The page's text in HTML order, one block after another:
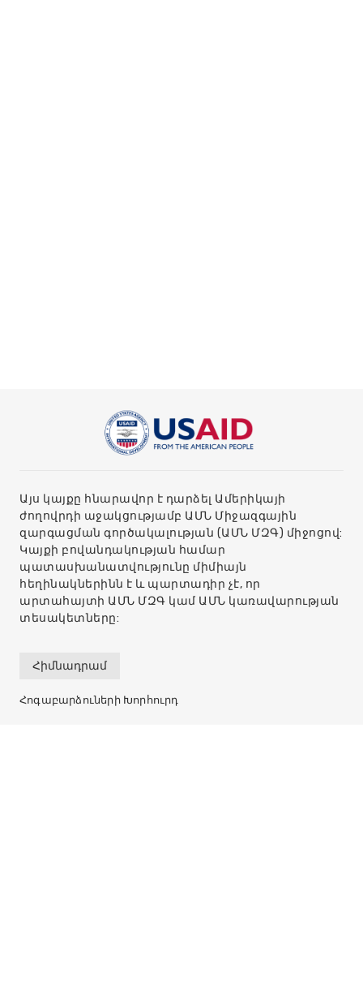
Այս կայքը հնարավոր է դարձել Ամերիկայի
ժողովրդի աջակցությամբ ԱՄՆ Միջազգային
զարգացման գործակալության (ԱՄՆ ՄԶԳ) միջոցով:
Կայքի բովանդակության համար
պատասխանատվությունը միմիայն
հեղինակներինն է և պարտադիր չէ, որ
արտահայտի ԱՄՆ ՄԶԳ կամ ԱՄՆ կառավարության
տեսակետները:
Հիմնադրամ
Հոգաբարձուների Խորհուրդ